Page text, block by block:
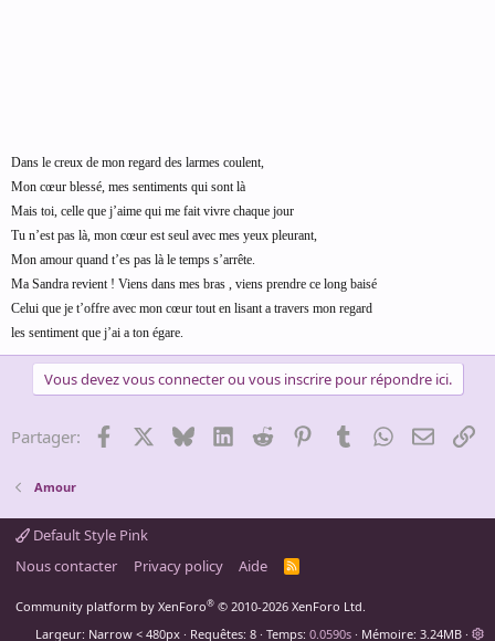
Dans le creux de mon regard des larmes coulent,
Mon cœur blessé, mes sentiments qui sont là
Mais toi, celle que j’aime qui me fait vivre chaque jour
Tu n’est pas là, mon cœur est seul avec mes yeux pleurant,
Mon amour quand t’es pas là le temps s’arrête.
Ma Sandra revient ! Viens dans mes bras , viens prendre ce long baisé
Celui que je t’offre avec mon cœur tout en lisant a travers mon regard
les sentiment que j’ai a ton égare.
Vous devez vous connecter ou vous inscrire pour répondre ici.
Partager: Facebook BlueskyLinkedInReddit PinterestTumblrWhatsApp
Email
Amour
Default Style Pink
Nous contacter
Privacy policy Aide
R
Community platform by XenForo® © 2010-2026 XenForo Ltd.
Largeur
Requêtes 8 Temps 0.0590s Mémoire 3.24MB